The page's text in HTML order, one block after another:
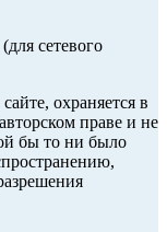
сетевого
охраняется в
праве и не
бы то ни было